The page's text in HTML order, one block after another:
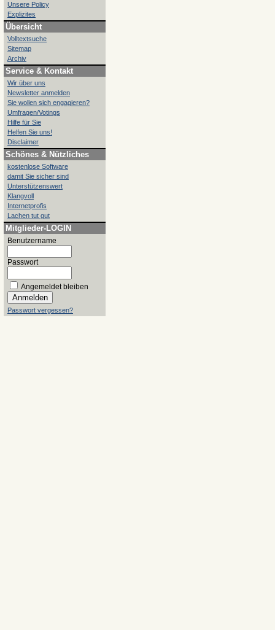
Unsere Policy
Explizites
Übersicht
Volltextsuche
Sitemap
Archiv
Service & Kontakt
Wir über uns
Newsletter anmelden
Sie wollen sich engagieren?
Umfragen/Votings
Hilfe für Sie
Helfen Sie uns!
Disclaimer
Schönes & Nützliches
kostenlose Software
damit Sie sicher sind
Unterstützenswert
Klangvoll
Internetprofis
Lachen tut gut
Mitglieder-LOGIN
Benutzername
Passwort
Angemeldet bleiben
Passwort vergessen?